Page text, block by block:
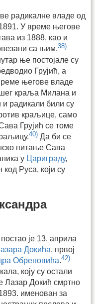
радикалне владе од
У време његове
из 1888, као и
са њим.38)
ње постојале су
Грујић, а
његове владе
краља Милана и
радикали били су
краљице, само
Грујић се томе
40) Да би се
питање Сава
у Цариграду,
Руса, који су
је 13. априла
Докића, првој
Обреновића.42)
коју су остали
Лазар Докић смртно
именован за